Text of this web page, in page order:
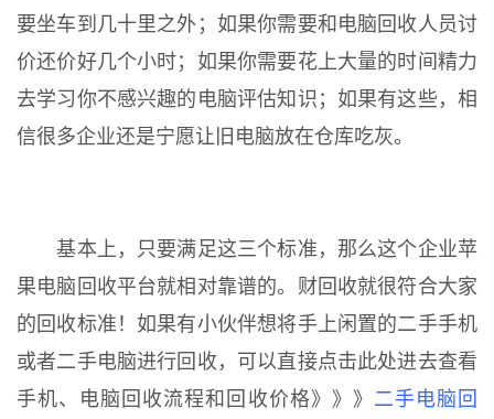
要坐车到几十里之外；如果你需要和电脑回收人员讨
价还价好几个小时；如果你需要花上大量的时间精力
去学习你不感兴趣的电脑评估知识；如果有这些，相
信很多企业还是宁愿让旧电脑放在仓库吃灰。
基本上，只要满足这三个标准，那么这个企业苹
果电脑回收平台就相对靠谱的。财回收就很符合大家
的回收标准！如果有小伙伴想将手上闲置的二手手机
或者二手电脑进行回收，可以直接点击此处进去查看
手机、电脑回收流程和回收价格》》》 二手电脑回